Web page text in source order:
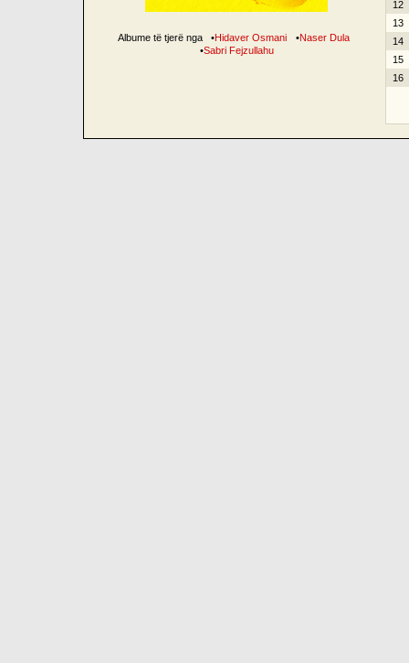
Albume të tjerë nga •Hidaver Osmani •Naser Dula
•Sabri Fejzullahu
12
13
14
15
16